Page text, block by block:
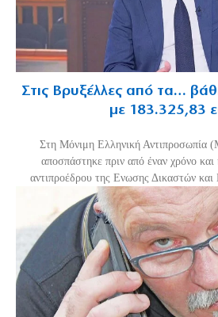
Στις Βρυξέλλες από τα…
με 183.325,83
Στη Μόνιμη Ελληνική Αντιπροσωπία
αποσπάστηκε πριν από έναν χρόνο
αντιπροέδρου της Ενωσης Δικαστών